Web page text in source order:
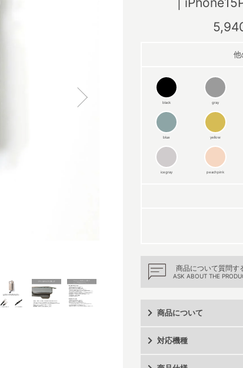
他
black gray
blue yellow
icegray peachpink
商品について質問す
ASK ABOUT THE
商品について
対応機種